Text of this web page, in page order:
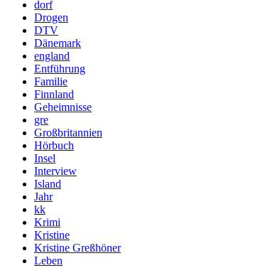
dorf
Drogen
DTV
Dänemark
england
Entführung
Familie
Finnland
Geheimnisse
gre
Großbritannien
Hörbuch
Insel
Interview
Island
Jahr
kk
Krimi
Kristine
Kristine Greßhöner
Leben